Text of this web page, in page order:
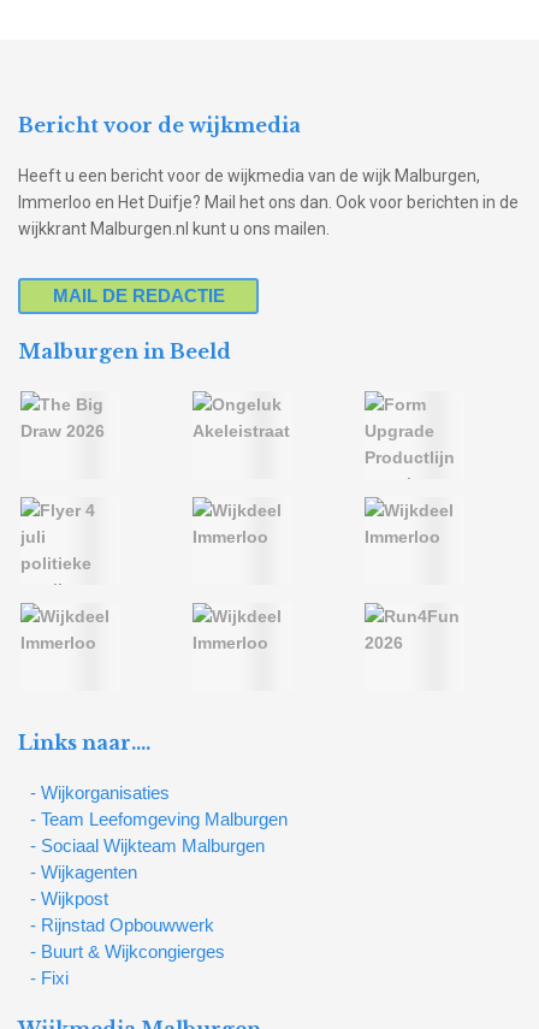
Bericht voor de wijkmedia
Heeft u een bericht voor de wijkmedia van de wijk Malburgen,
Immerloo en Het Duifje? Mail het ons dan. Ook voor berichten in de
wijkkrant Malburgen.nl kunt u ons mailen.
MAIL DE REDACTIE
Malburgen in Beeld
Links naar….
- Wijkorganisaties
- Team Leefomgeving Malburgen
- Sociaal Wijkteam Malburgen
- Wijkagenten
- Wijkpost
- Rijnstad Opbouwwerk
- Buurt & Wijkcongierges
- Fixi